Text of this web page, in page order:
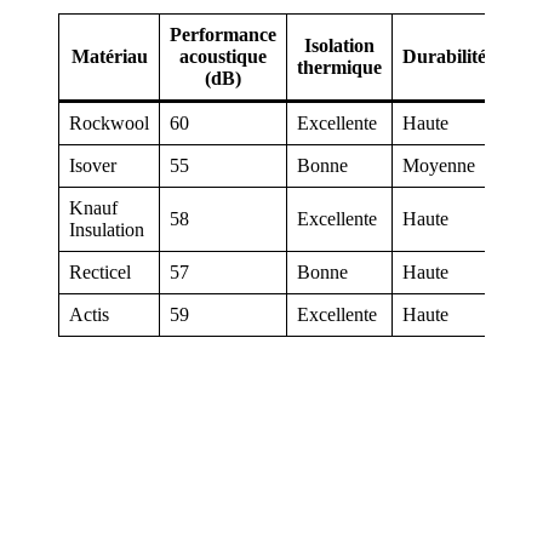
Matériau
Performance
acoustique
(dB)
Isolation
thermique
Durabilité
Rockwool 60 Excellente Haute
Isover 55 Bonne Moyenne
Knauf
Insulation
58 Excellente Haute
Recticel 57 Bonne Haute
Actis 59 Excellente Haute